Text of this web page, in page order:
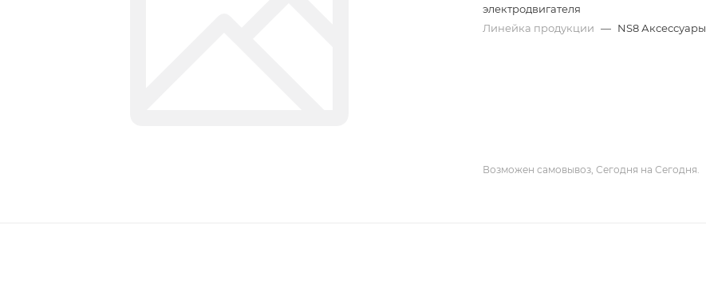
электродвигателя
Линейка продукции — NS8 Аксессуары
Возможен самовывоз, Сегодня на Сегодня.